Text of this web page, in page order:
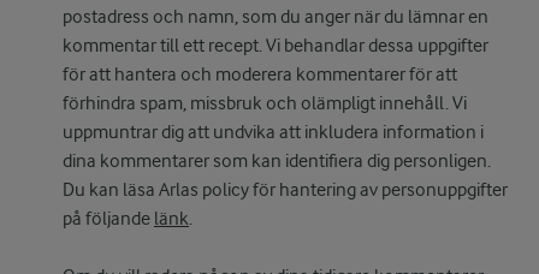
postadress och namn, som du anger när du lämnar en
kommentar till ett recept. Vi behandlar dessa uppgifter
för att hantera och moderera kommentarer för att
förhindra spam, missbruk och olämpligt innehåll. Vi
uppmuntrar dig att undvika att inkludera information i
dina kommentarer som kan identifiera dig personligen.
Du kan läsa Arlas policy för hantering av personuppgifter
på följande länk.